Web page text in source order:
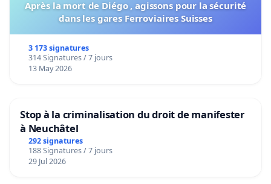
Après la mort de Diégo , agissons pour la sécurité
dans les gares Ferroviaires Suisses
3 173 signatures
314 Signatures / 7 jours
13 May 2026
Stop à la criminalisation du droit de manifester
à Neuchâtel
292 signatures
188 Signatures / 7 jours
29 Jul 2026